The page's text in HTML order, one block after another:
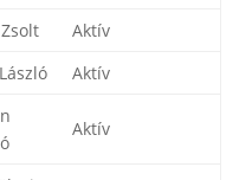
Aktív
Aktív
Aktív